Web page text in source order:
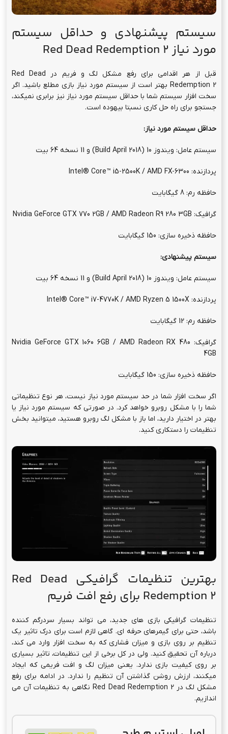
سیستم پیشنهادی و حداقل سیستم
مورد نیاز Red Dead Redemption 2
قبل از هر اقدامی برای رفع مشکل لگ و فریم در Red Dead
Redemption 2 بهتر است از سیستم مورد نیاز بازی مطلع باشید. اگر
سخت افزار سیستم شما با حداقل سیستم مورد نیاز نیز برابری نمیکند،
جستجو برای راه حل کاری نسبتا بیهوده است.
حداقل سیستم مورد نیاز:
سیستم عامل: ویندوز 10 (Build April 2018) و 11 نسخه 64 بیت
پردازنده: Intel® Core™ i5-2500K / AMD FX-6300
حافظه رم: 8 گیگابایت
گرافیک: Nvidia GeForce GTX 770 2GB / AMD Radeon R9 280 3GB
حافظه ذخیره سازی: 150 گیگابایت
سیستم پیشنهادی:
سیستم عامل: ویندوز 10 (Build April 2018) و 11 نسخه 64 بیت
پردازنده: Intel® Core™ i7-4770K / AMD Ryzen 5 1500X
حافظه رم: 12 گیگابایت
گرافیک: Nvidia GeForce GTX 1060 6GB / AMD Radeon RX 480
4GB
حافظه ذخیره سازی: 150 گیگابایت
اگر سخت افزار شما در حد سیستم مورد نیاز نیست، هر نوع تنظیماتی
شما را با مشکل روبرو خواهد کرد. در صورتی که سیستم مورد نیاز یا
بهتر در اختیار دارید، اما باز با مشکل لگ روبرو هستید، میتوانید بخش
تنظیمات را دستکاری کنید.
بهترین تنظیمات گرافیکی Red Dead
Redemption 2 برای رفع افت فریم
تنظیمات گرافیکی بازی های جدید، می تواند بسیار سردرگم کننده
باشد، حتی برای گیمرهای حرفه ای. گاهی لازم است برای درک تاثیر یک
تنظیم بر روی بازی و میزان فشاری که به سخت افزار وارد می کند،
درباره آن تحقیق کنید. ولی در کل برخی از این تنظیمات، تاثیر بسیاری
بر روی کیفیت بازی ندارد. یعنی میزان لگ و افت فریمی که ایجاد
میکنند، ارزش روشن گذاشتن آن تنظیم را ندارد. در ادامه برای رفع
مشکل لگ در Red Dead Redemption 2 نگاهی به تنظیمات آن می
اندازیم.